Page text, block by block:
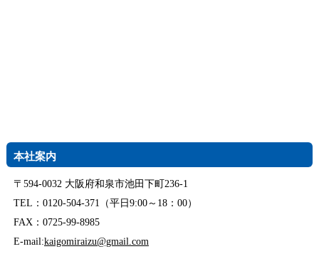
本社案内
〒594-0032 大阪府和泉市池田下町236-1
TEL：0120-504-371（平日9:00～18：00）
FAX：0725-99-8985
E-mail:kaigomiraizu@gmail.com